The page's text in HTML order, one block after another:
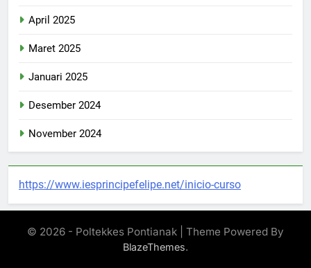
April 2025
Maret 2025
Januari 2025
Desember 2024
November 2024
https://www.iesprincipefelipe.net/inicio-curso
© 2026 - Poltekkes Pontianak | Theme Powered By
BlazeThemes.